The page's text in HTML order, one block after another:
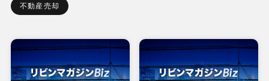
不動産売却